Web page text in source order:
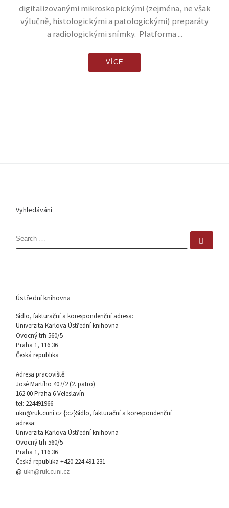
digitalizovanými mikroskopickými (zejména, ne však
výlučně, histologickými a patologickými) preparáty
a radiologickými snímky. Platforma ...
VÍCE
Vyhledávání
SEARCH
Ústřední knihovna
Sídlo, fakturační a korespondenční adresa:
Univerzita Karlova Ústřední knihovna
Ovocný trh 560/5
Praha 1, 116 36
Česká republika
Adresa pracoviště:
José Martího 407/2 (2. patro)
162 00 Praha 6 Veleslavín
tel: 224491966
ukn@ruk.cuni.cz {:cz}Sídlo, fakturační a korespondenční
adresa:
Univerzita Karlova Ústřední knihovna
Ovocný trh 560/5
Praha 1, 116 36
Česká republika +420 224 491 231
@ ukn@ruk.cuni.cz